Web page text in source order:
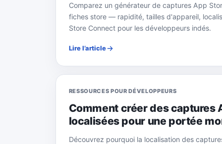
Comparez un générateur de captures App
fiches store — rapidité, tailles d'appareil,
Store Connect pour les développeurs indés.
Lire l’article
RESSOURCES POUR DÉVELOPPEURS
Comment créer des captures
localisées pour une portée
Découvrez pourquoi la localisation des